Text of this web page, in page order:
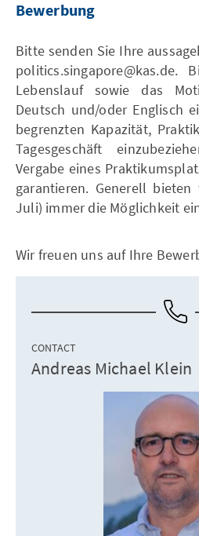
Bewerbung
Bitte senden Sie Ihre
Lebenslauf sowie das
Deutsch und/oder Englisch
begrenzten Kapazität,
Tagesgeschäft
Vergabe eines
garantieren. Generell
Juli) immer die Möglichkeit
Wir freuen uns auf Ihre
CONTACT
Andreas Michael Klein